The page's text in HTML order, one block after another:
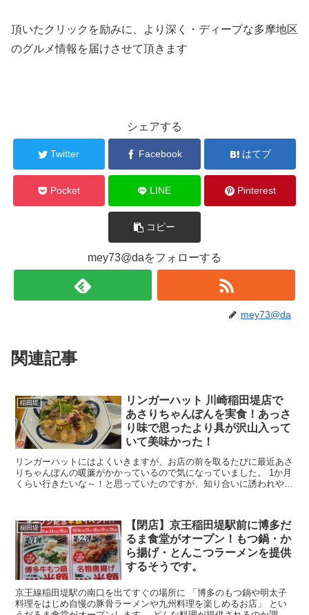
頂いたクリックを励みに、より深く・ディープな多摩地区
のグルメ情報を届けさせて頂きます
シェアする
Twitter Facebook はてブ
Pocket LINE Pinterest
コピー
mey73@daをフォローする
mey73@da
関連記事
稲田堤
リンガーハット 川崎稲田堤店で
あさりちゃんぽんを実食！あっさ
り味で思ったより具が沢山入って
いて美味かった！
リンガーハットにはよくいきますが、お店の前を取るたびに最近あさ
りちゃんぽんの暖簾がかかっているので気になっていました。 1か月
くらい行きたいな～！と思っていたのですが、知り合いに誘われやっ
稲田堤
【閉店】京王稲田堤駅前に博多だ
るま食堂がオープン！もつ鍋・か
ら揚げ・とんこつラーメンを提供
するそうです。
京王線稲田堤駅の南口を出てすぐの場所に 「博多のもつ鍋や明太子
料理をはじめ自慢の豚骨ラーメンや九州料理を楽しめるお店」 とい